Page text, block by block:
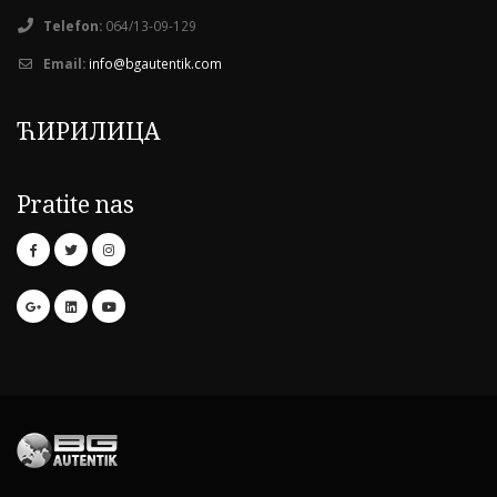
Telefon: 064/13-09-129
Email: info@bgautentik.com
ЋИРИЛИЦА
Pratite nas